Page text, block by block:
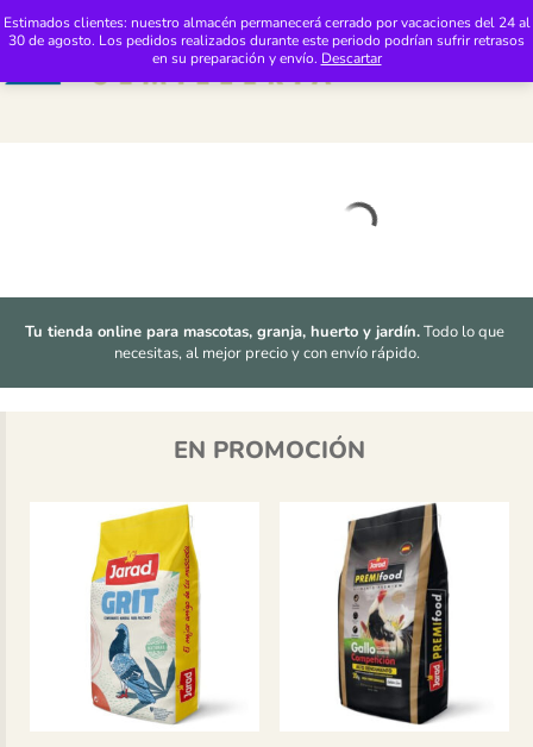
Estimados clientes: nuestro almacén permanecerá cerrado por vacaciones del 24 al
30 de agosto. Los pedidos realizados durante este periodo podrían sufrir retrasos
en su preparación y envío. Descartar
Tu tienda online para mascotas, granja, huerto y jardín. Todo lo que
necesitas, al mejor precio y con envío rápido.
EN PROMOCIÓN